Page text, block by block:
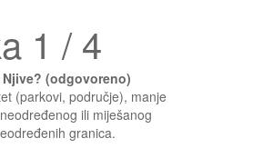
1 / 4
(odgovoreno)
(parkovi, područje), manje
ili miješanog
granica.